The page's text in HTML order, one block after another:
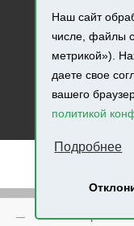
Наш сайт
числе, файлы
метрикой»).
даете свое
вашего
политикой
Подробнее
Внимание!